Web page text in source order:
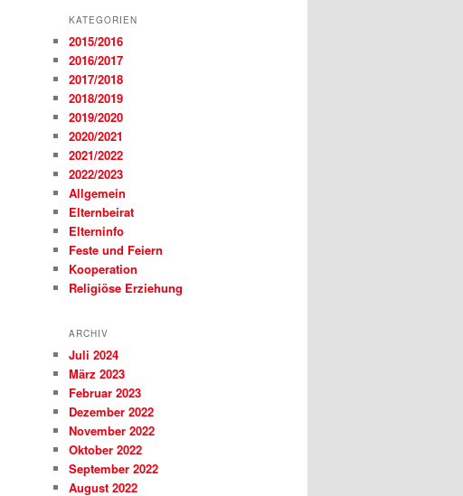
KATEGORIEN
2015/2016
2016/2017
2017/2018
2018/2019
2019/2020
2020/2021
2021/2022
2022/2023
Allgemein
Elternbeirat
Elterninfo
Feste und Feiern
Kooperation
Religiöse Erziehung
ARCHIV
Juli 2024
März 2023
Februar 2023
Dezember 2022
November 2022
Oktober 2022
September 2022
August 2022